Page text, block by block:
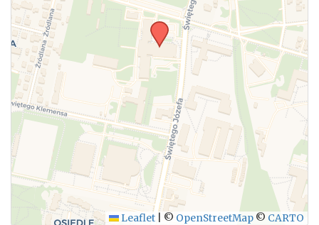
WYŚLIJ
Leaflet © OpenStreetMap © CARTO